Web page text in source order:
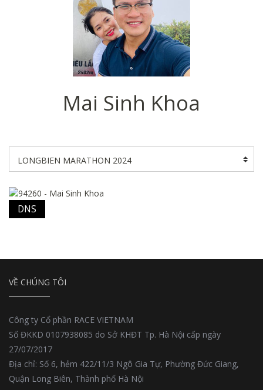
Mai Sinh Khoa
DNS
VỀ CHÚNG TÔI
Công ty Cổ phần RACE VIETNAM
Số ĐKKD 0107938085 do Sở KHĐT Tp. Hà Nội cấp ngày
27/07/2017
Địa chỉ: Số 6, hẻm 422/11/3 Ngô Gia Tự, Phường Đức Giang,
Quận Long Biên, Thành phố Hà Nội